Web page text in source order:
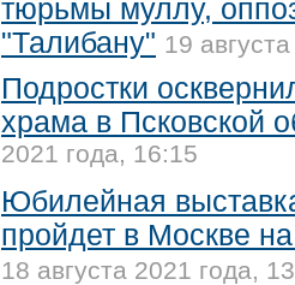
тюрьмы муллу,
"Талибану" 19
Подростки
храма в Псковской
2021 года, 16:15
Юбилейная
пройдет в Москве
18 августа 2021 года,